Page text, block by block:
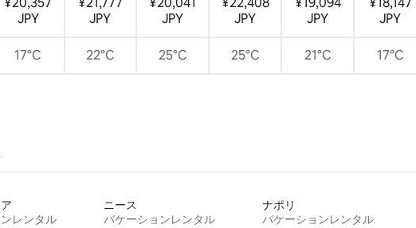
JPY
JPY
JPY
JPY
JPY
JPY
17°C 22°C 25°C 25°C 21°C 17°C
レンタル
ニース
バケーションレンタル
ナポリ
バケーションレンタル